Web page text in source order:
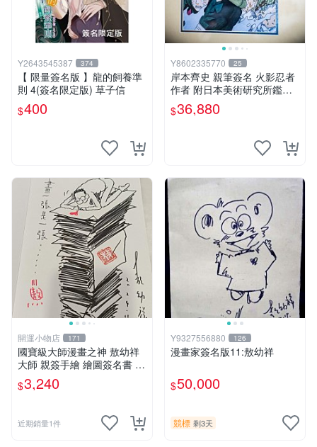
Y2643545387 374
【 限量簽名版 】龍的飼養準
則 4(簽名限定版) 草子信
$400
Y8602335770 25
岸本齊史 親筆簽名 火影忍者
作者 附日本美術研究所鑑定
證明書 卡卡西 培英 鳴人 非
佐助 GEM Tsume 曉
$36,880
開運小物店 171
國寶級大師漫畫之神 敖幼祥
大師 親簽手繪 繪圖簽名書 機
會難得敖大師一輩子繪圖創作
多年有一句老師最金典名言
$3,240
近期銷量1件
Y9327556880 126
漫畫家簽名版11:敖幼祥
$50,000
競標 剩3天